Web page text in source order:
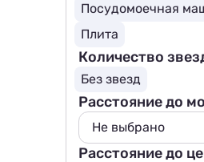
Посудомоечная
Плита
Количество
Без звезд
Расстояние до
Не выбрано
Не выбрано
Расстояние до